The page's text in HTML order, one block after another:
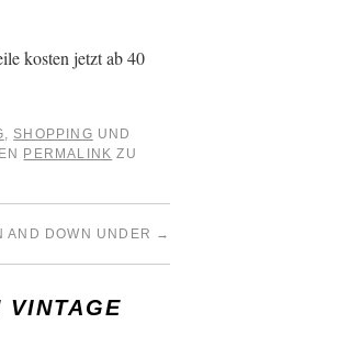
kosten jetzt ab 40
, SHOPPING UND
PERMALINK ZU
AND DOWN UNDER →
VINTAGE